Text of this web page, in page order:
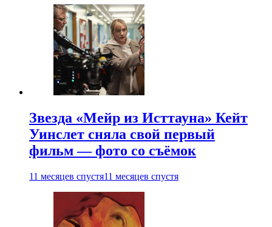
Звезда «Мейр из Исттауна» Кейт
Уинслет сняла свой первый
фильм — фото со съёмок
11 месяцев спустя11 месяцев спустя